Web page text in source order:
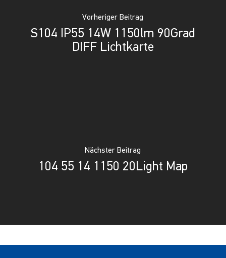
Vorheriger Beitrag
S104 IP55 14W 1150lm 90Grad
DIFF Lichtkarte
Nächster Beitrag
104 55 14 1150 20Light Map